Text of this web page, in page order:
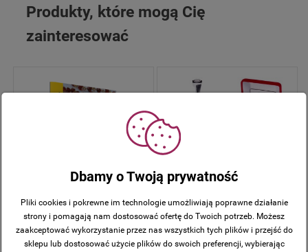
Produkty, które mogą Cię
zainteresować
Módlmy się. Różaniec rodziców
za dzieci
Srebrny medalik VINTAGE
Aniołek łańcuszek SREBRO pr.
925 DEDYKACJA - Pamiątka
Prezent
185,00 zł
Dbamy o Twoją prywatność
Pliki cookies i pokrewne im technologie umożliwiają poprawne działanie
strony i pomagają nam dostosować ofertę do Twoich potrzeb. Możesz
zaakceptować wykorzystanie przez nas wszystkich tych plików i przejść do
sklepu lub dostosować użycie plików do swoich preferencji, wybierając